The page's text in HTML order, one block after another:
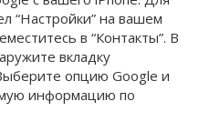
“Настройки” на вашем
в “Контакты”. В
вкладку
опцию Google и
информацию по